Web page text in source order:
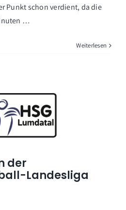
Punkt schon verdient, da die
…
Weiterlesen
der
Landesliga